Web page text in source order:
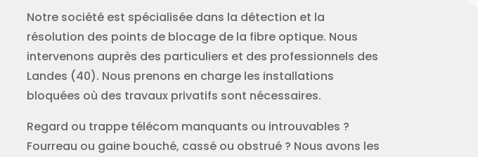
Notre société est spécialisée dans la détection et la
résolution des points de blocage de la fibre optique. Nous
intervenons auprès des particuliers et des professionnels des
Landes (40). Nous prenons en charge les installations
bloquées où des travaux privatifs sont nécessaires.
Regard ou trappe télécom manquants ou introuvables ?
Fourreau ou gaine bouché, cassé ou obstrué ? Nous avons les